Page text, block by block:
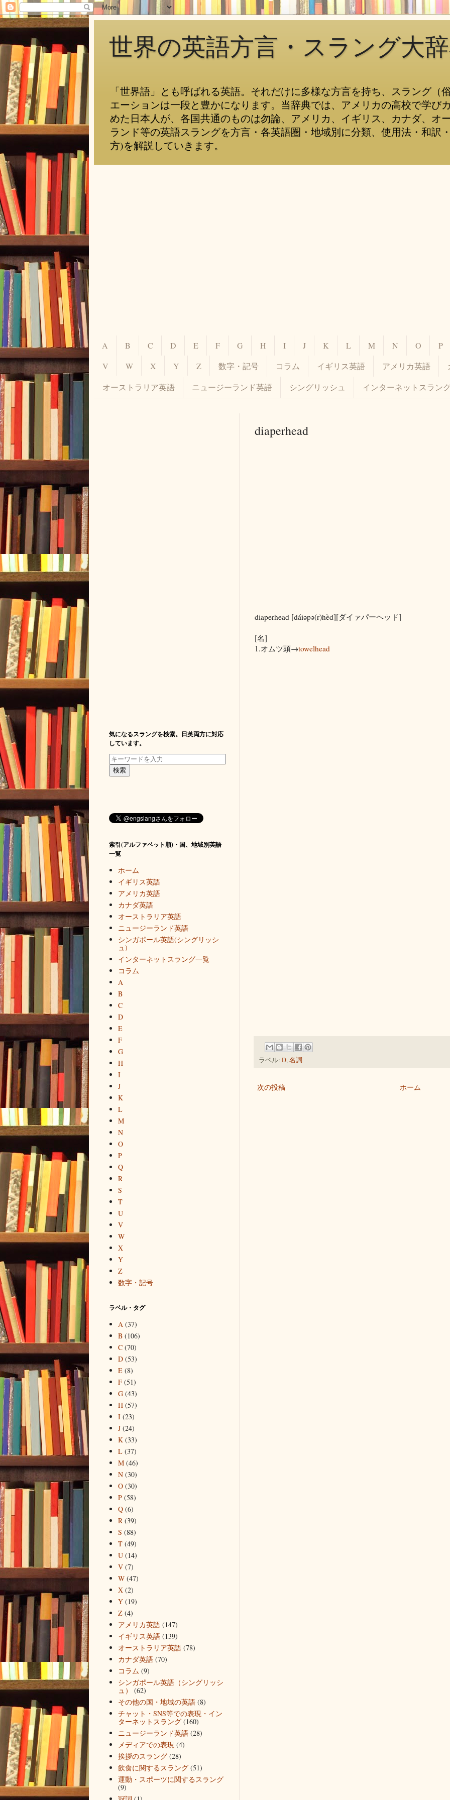
世界の英語方言・スラング大
「世界語」とも呼ばれる英語。それだけに多様な方言を持ち、スラング（
エーションは一段と豊かになります。当辞典では、アメリカの高校で学び
めた日本人が、各国共通のものは勿論、アメリカ、イギリス、カナダ、オ
ランド等の英語スラングを方言・各英語圏・地域別に分類、使用法・和訳
方)を解説していきます。
A B C D E F G H I J K L M N O
P
V
W X Y Z 数字・記号 コラム イギリス英語 アメリカ英語
オーストラリア英語 ニュージーランド英語 シングリッシュ インターネットスラン
diaperhead
diaperhead [dáiəpə(r)hèd][ダイァパーヘッド]
[名]
1.オムツ頭→towelhead
ラベル: D,名詞
次の投稿 ホーム
気になるスラングを検索。日英両方に対応
しています。
索引(アルファベット順)・国、地域別英語
一覧
ホーム
イギリス英語
アメリカ英語
カナダ英語
オーストラリア英語
ニュージーランド英語
シンガポール英語(シングリッシ
ュ)
インターネットスラング一覧
コラム
A
B
C
D
E
F
G
H
I
J
K
L
M
N
O
P
Q
R
S
T
U
V
W
X
Y
Z
数字・記号
ラベル・タグ
A (37)
B (106)
C (70)
D (53)
E (8)
F (51)
G (43)
H (57)
I (23)
J (24)
K (33)
L (37)
M (46)
N (30)
O (30)
P (58)
Q (6)
R (39)
S (88)
T (49)
U (14)
V (7)
W (47)
X (2)
Y (19)
Z (4)
アメリカ英語 (147)
イギリス英語 (139)
オーストラリア英語 (78)
カナダ英語 (70)
コラム (9)
シンガポール英語（シングリッシ
ュ）
(62)
その他の国・地域の英語 (8)
チャット・SNS等での表現・イン
ターネットスラング (160)
ニュージーランド英語 (28)
メディアでの表現 (4)
挨拶のスラング (28)
飲食に関するスラング (51)
運動・スポーツに関するスラング
(9)